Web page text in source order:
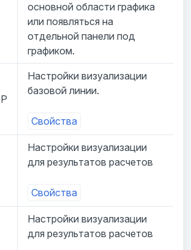
основной области графика
или появляться на
отдельной панели под
графиком.
Настройки визуализации
базовой линии.
Свойства
Настройки визуализации
для результатов расчетов
Свойства
Настройки визуализации
для результатов расчетов